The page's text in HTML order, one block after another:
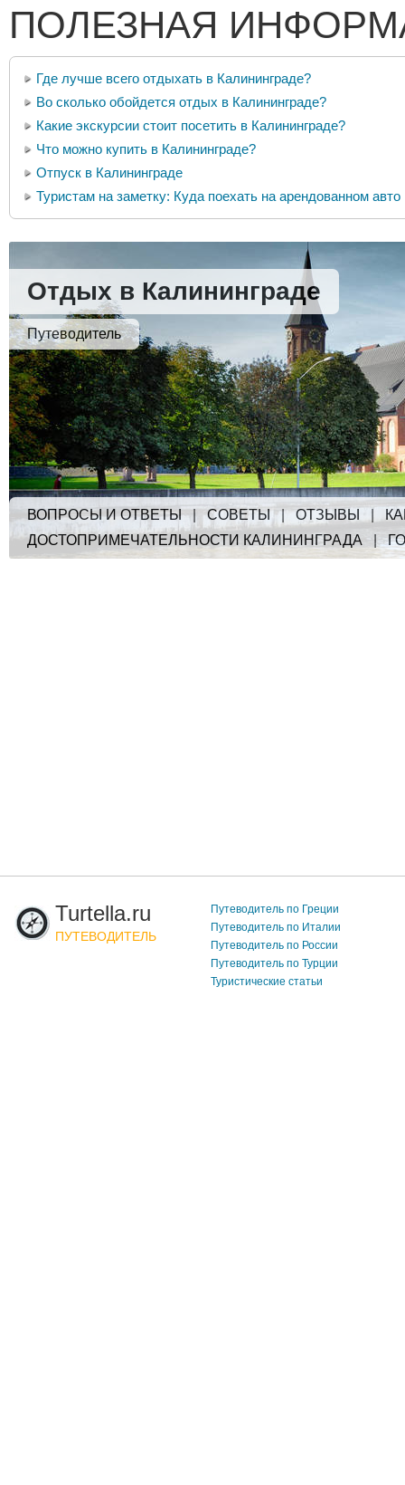
ПОЛЕЗНАЯ
Где лучше всего отдыхать в Калининграде?
Во сколько обойдется отдых в Калининграде?
Какие экскурсии стоит посетить в Калининграде?
Что можно купить в Калининграде?
Отпуск в Калининграде
Туристам на заметку: Куда поехать на арендованном
Отдых в Калининграде
Путеводитель
ВОПРОСЫ И ОТВЕТЫ|СОВЕТЫ |ОТЗЫВЫ
ДОСТОПРИМЕЧАТЕЛЬНОСТИ КАЛИНИНГРАДА |
Turtella.ru
ПУТЕВОДИТЕЛЬ
Путеводитель по Греции
Путеводитель по Италии
Путеводитель по России
Путеводитель по Турции
Туристические статьи